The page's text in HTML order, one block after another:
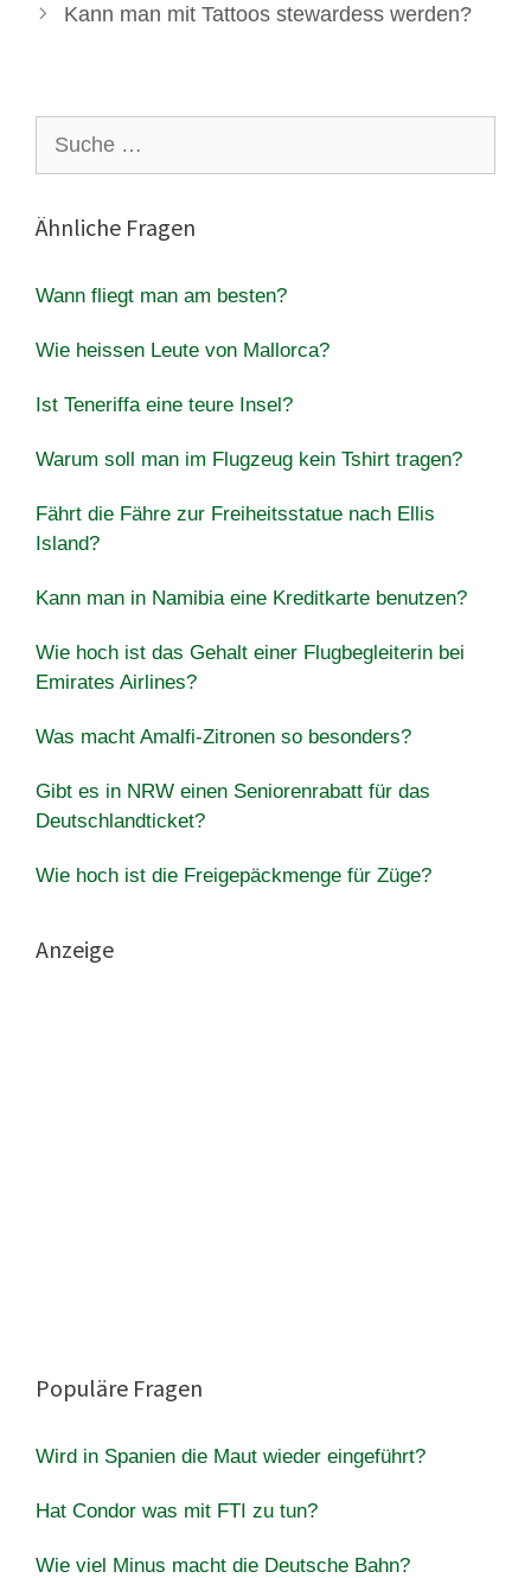
Kann man mit Tattoos stewardess werden?
nach:
Ähnliche Fragen
Wann fliegt man am besten?
Wie heissen Leute von Mallorca?
Ist Teneriffa eine teure Insel?
Warum soll man im Flugzeug kein Tshirt tragen?
Fährt die Fähre zur Freiheitsstatue nach Ellis
Island?
Kann man in Namibia eine Kreditkarte benutzen?
Wie hoch ist das Gehalt einer Flugbegleiterin bei
Emirates Airlines?
Was macht Amalfi-Zitronen so besonders?
Gibt es in NRW einen Seniorenrabatt für das
Deutschlandticket?
Wie hoch ist die Freigepäckmenge für Züge?
Anzeige
Populäre Fragen
Wird in Spanien die Maut wieder eingeführt?
Hat Condor was mit FTI zu tun?
Wie viel Minus macht die Deutsche Bahn?